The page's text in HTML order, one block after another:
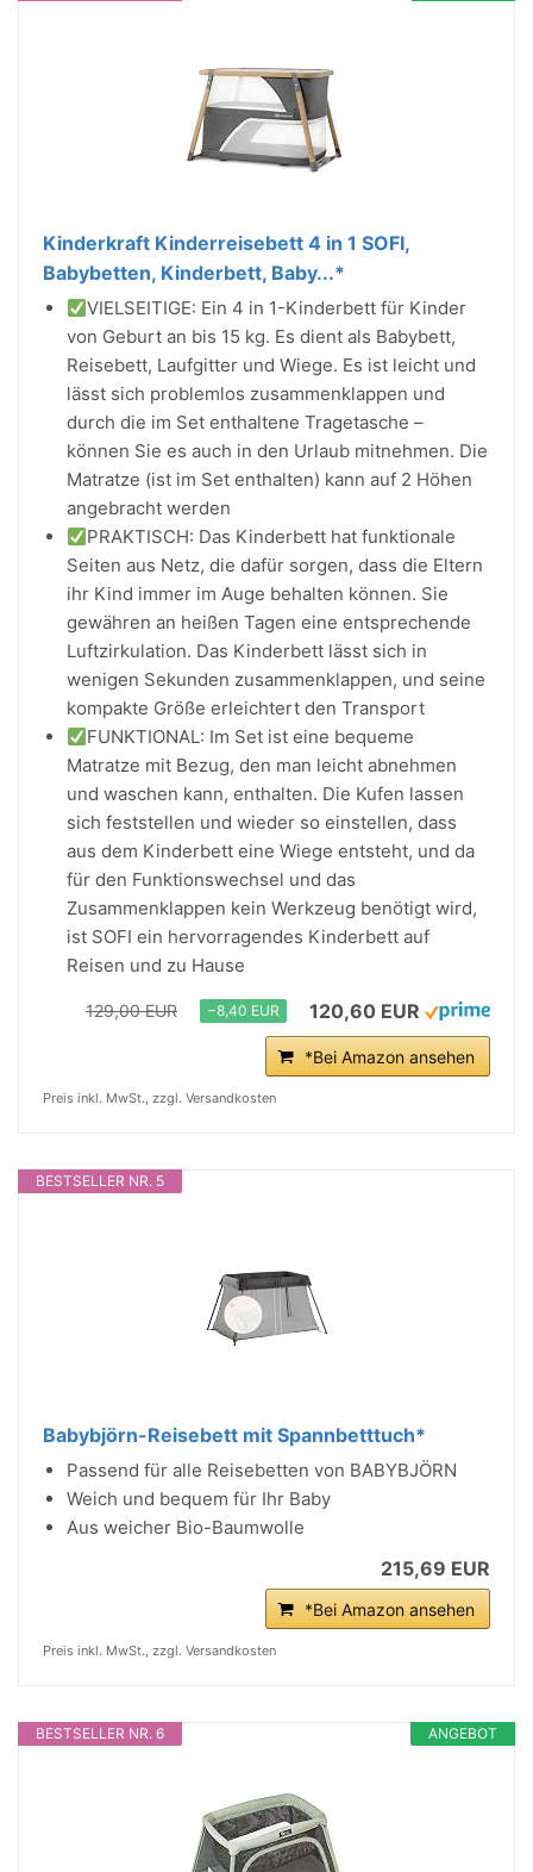
Kinderkraft Kinderreisebett 4 in 1 SOFI,
Babybetten, Kinderbett, Baby...*
VIELSEITIGE: Ein 4 in 1-Kinderbett für Kinder
von Geburt an bis 15 kg. Es dient als Babybett,
Reisebett, Laufgitter und Wiege. Es ist leicht und
lässt sich problemlos zusammenklappen und
durch die im Set enthaltene Tragetasche –
können Sie es auch in den Urlaub mitnehmen. Die
Matratze (ist im Set enthalten) kann auf 2 Höhen
angebracht werden
PRAKTISCH: Das Kinderbett hat funktionale
Seiten aus Netz, die dafür sorgen, dass die Eltern
ihr Kind immer im Auge behalten können. Sie
gewähren an heißen Tagen eine entsprechende
Luftzirkulation. Das Kinderbett lässt sich in
wenigen Sekunden zusammenklappen, und seine
kompakte Größe erleichtert den Transport
FUNKTIONAL: Im Set ist eine bequeme
Matratze mit Bezug, den man leicht abnehmen
und waschen kann, enthalten. Die Kufen lassen
sich feststellen und wieder so einstellen, dass
aus dem Kinderbett eine Wiege entsteht, und da
für den Funktionswechsel und das
Zusammenklappen kein Werkzeug benötigt wird,
ist SOFI ein hervorragendes Kinderbett auf
Reisen und zu Hause
129,00 EUR −8,40 EUR 120,60 EUR
*Bei Amazon ansehen
Preis inkl. MwSt., zzgl. Versandkosten
BESTSELLER NR. 5
Babybjörn-Reisebett mit Spannbetttuch*
Passend für alle Reisebetten von BABYBJÖRN
Weich und bequem für Ihr Baby
Aus weicher Bio-Baumwolle
215,69 EUR
*Bei Amazon ansehen
Preis inkl. MwSt., zzgl. Versandkosten
ANGEBOT
BESTSELLER NR. 6